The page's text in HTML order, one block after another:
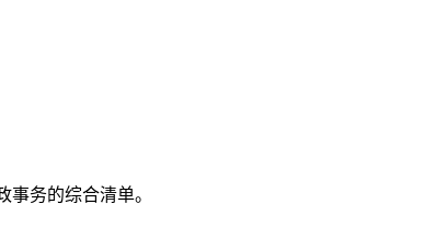
务的综合清单。